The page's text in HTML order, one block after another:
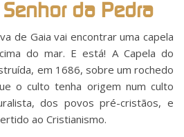
da Pedra
de Gaia vai encontrar uma capela
do mar. E está! A Capela do
em 1686, sobre um rochedo
o culto tenha origem num culto
dos povos pré-cristãos, e
ao Cristianismo.